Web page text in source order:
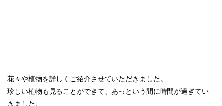
花々や植物を詳しくご紹介させていただきました。
珍しい植物も見ることができて、あっという間に時間が過ぎてい
きました。